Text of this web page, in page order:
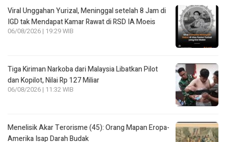
Viral Unggahan Yurizal, Meninggal setelah 8 Jam di
IGD tak Mendapat Kamar Rawat di RSD IA Moeis
06/08/2026 | 19:29 WIB
Tiga Kiriman Narkoba dari Malaysia Libatkan Pilot
dan Kopilot, Nilai Rp 127 Miliar
06/08/2026 | 11:32 WIB
Menelisik Akar Terorisme (45): Orang Mapan Eropa-
Amerika Isap Darah Budak